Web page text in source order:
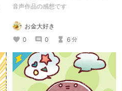
れない嫉妬彼氏に激責めさ
音声作品の感想です
お金大好き
0
0 6 分